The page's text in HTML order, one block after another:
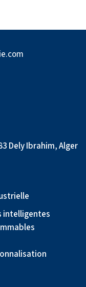
Dely Ibrahim, Alger
intelligentes